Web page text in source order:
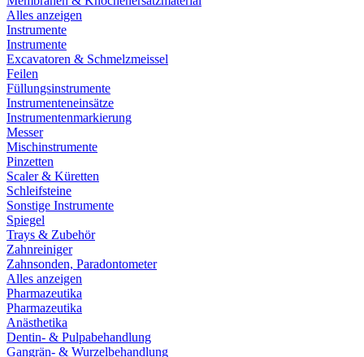
Alles anzeigen
Instrumente
Instrumente
Excavatoren & Schmelzmeissel
Feilen
Füllungsinstrumente
Instrumenteneinsätze
Instrumentenmarkierung
Messer
Mischinstrumente
Pinzetten
Scaler & Küretten
Schleifsteine
Sonstige Instrumente
Spiegel
Trays & Zubehör
Zahnreiniger
Zahnsonden, Paradontometer
Alles anzeigen
Pharmazeutika
Pharmazeutika
Anästhetika
Dentin- & Pulpabehandlung
Gangrän- & Wurzelbehandlung